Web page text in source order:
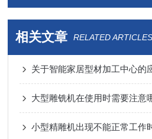
相关文章 RELATED ARTICLES
大型雕铣机在使用时需要注意
小型精雕机出现不能正常工作